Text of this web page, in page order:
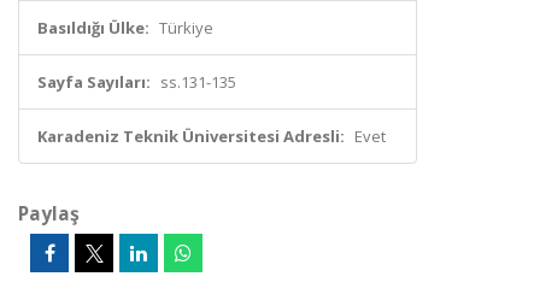
Basıldığı Ülke: Türkiye
Sayfa Sayıları: ss.131-135
Karadeniz Teknik Üniversitesi Adresli: Evet
Paylaş